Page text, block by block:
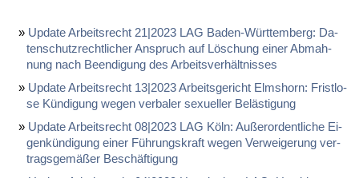
Up­date Ar­beits­recht 21|2023 LAG Ba­den-Würt­tem­berg: Da­
ten­schutz­recht­li­cher An­spruch auf Löschung ei­ner Ab­mah­
nung nach Be­en­di­gung des Ar­beits­verhält­nis­ses
Up­date Ar­beits­recht 13|2023 Ar­beits­ge­richt Elms­horn: Frist­lo­
se Kündi­gung we­gen ver­ba­ler se­xu­el­ler Belästi­gung
Up­date Ar­beits­recht 08|2023 LAG Köln: Außer­or­dent­li­che Ei­
genkündi­gung ei­ner Führungs­kraft we­gen Ver­wei­ge­rung ver­
trags­gemäßer Beschäfti­gung